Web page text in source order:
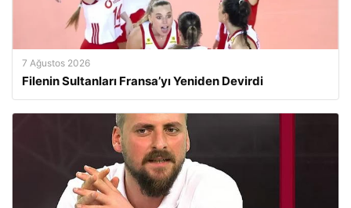
7 Ağustos 2026
Filenin Sultanları Fransa’yı Yeniden Devirdi